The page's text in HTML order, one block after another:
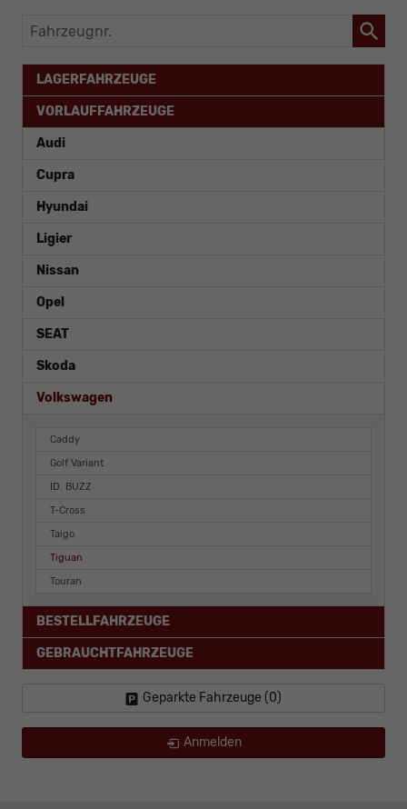
Fahrzeugnr.
LAGERFAHRZEUGE
VORLAUFFAHRZEUGE
Audi
Cupra
Hyundai
Ligier
Nissan
Opel
SEAT
Skoda
Volkswagen
Caddy
Golf Variant
ID. BUZZ
T-Cross
Taigo
Tiguan
Touran
BESTELLFAHRZEUGE
GEBRAUCHTFAHRZEUGE
Geparkte Fahrzeuge (0)
Anmelden